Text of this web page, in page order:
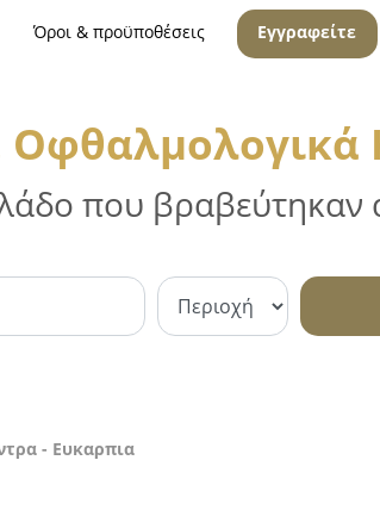
Όροι & προϋποθέσεις Εγγραφείτε
που βραβεύτηκαν
- Ευκαρπια